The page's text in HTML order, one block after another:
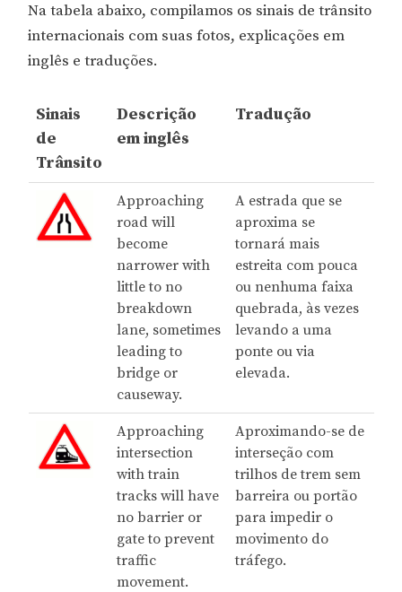
Na tabela abaixo, compilamos os sinais de trânsito
internacionais com suas fotos, explicações em
inglês e traduções.
Sinais
de
Trânsito
Descrição
em inglês
Tradução
Approaching
road will
become
narrower with
little to no
breakdown
lane, sometimes
leading to
bridge or
causeway.
A estrada que se
aproxima se
tornará mais
estreita com pouca
ou nenhuma faixa
quebrada, às vezes
levando a uma
ponte ou via
elevada.
Approaching
intersection
with train
tracks will have
no barrier or
gate to prevent
traffic
movement.
Aproximando-se de
interseção com
trilhos de trem sem
barreira ou portão
para impedir o
movimento do
tráfego.